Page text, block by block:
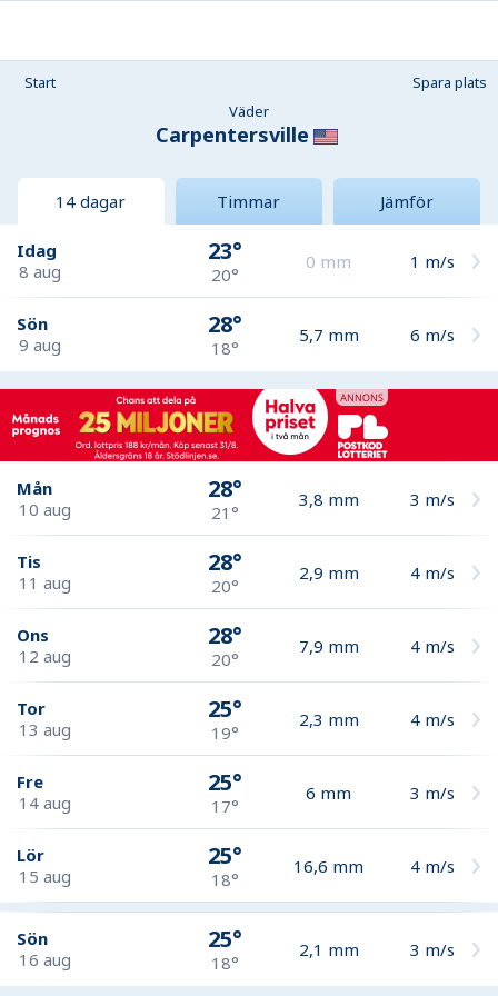
Start
Spara plats
Väder
Carpentersville
14 dagar Timmar Jämför
Idag
8 aug
23°
20°
0 mm 1 m/s
Sön
9 aug
28°
18°
5,7 mm 6 m/s
Mån
10 aug
28°
21°
3,8 mm 3 m/s
Tis
11 aug
28°
20°
2,9 mm 4 m/s
Ons
12 aug
28°
20°
7,9 mm 4 m/s
Tor
13 aug
25°
19°
2,3 mm 4 m/s
Fre
14 aug
25°
17°
6 mm 3 m/s
Lör
15 aug
25°
18°
16,6 mm 4 m/s
Sön
16 aug
25°
18°
2,1 mm 3 m/s